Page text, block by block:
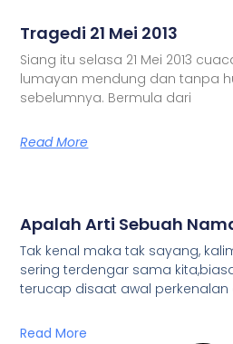
Tragedi 21 Mei 2013
Siang itu selasa 21 Mei 2013
lumayan mendung dan tanpa
sebelumnya. Bermula dari
Read More
Apalah Arti Sebuah
Tak kenal maka tak sayang,
sering terdengar sama
terucap disaat awal perkenalan
Read More